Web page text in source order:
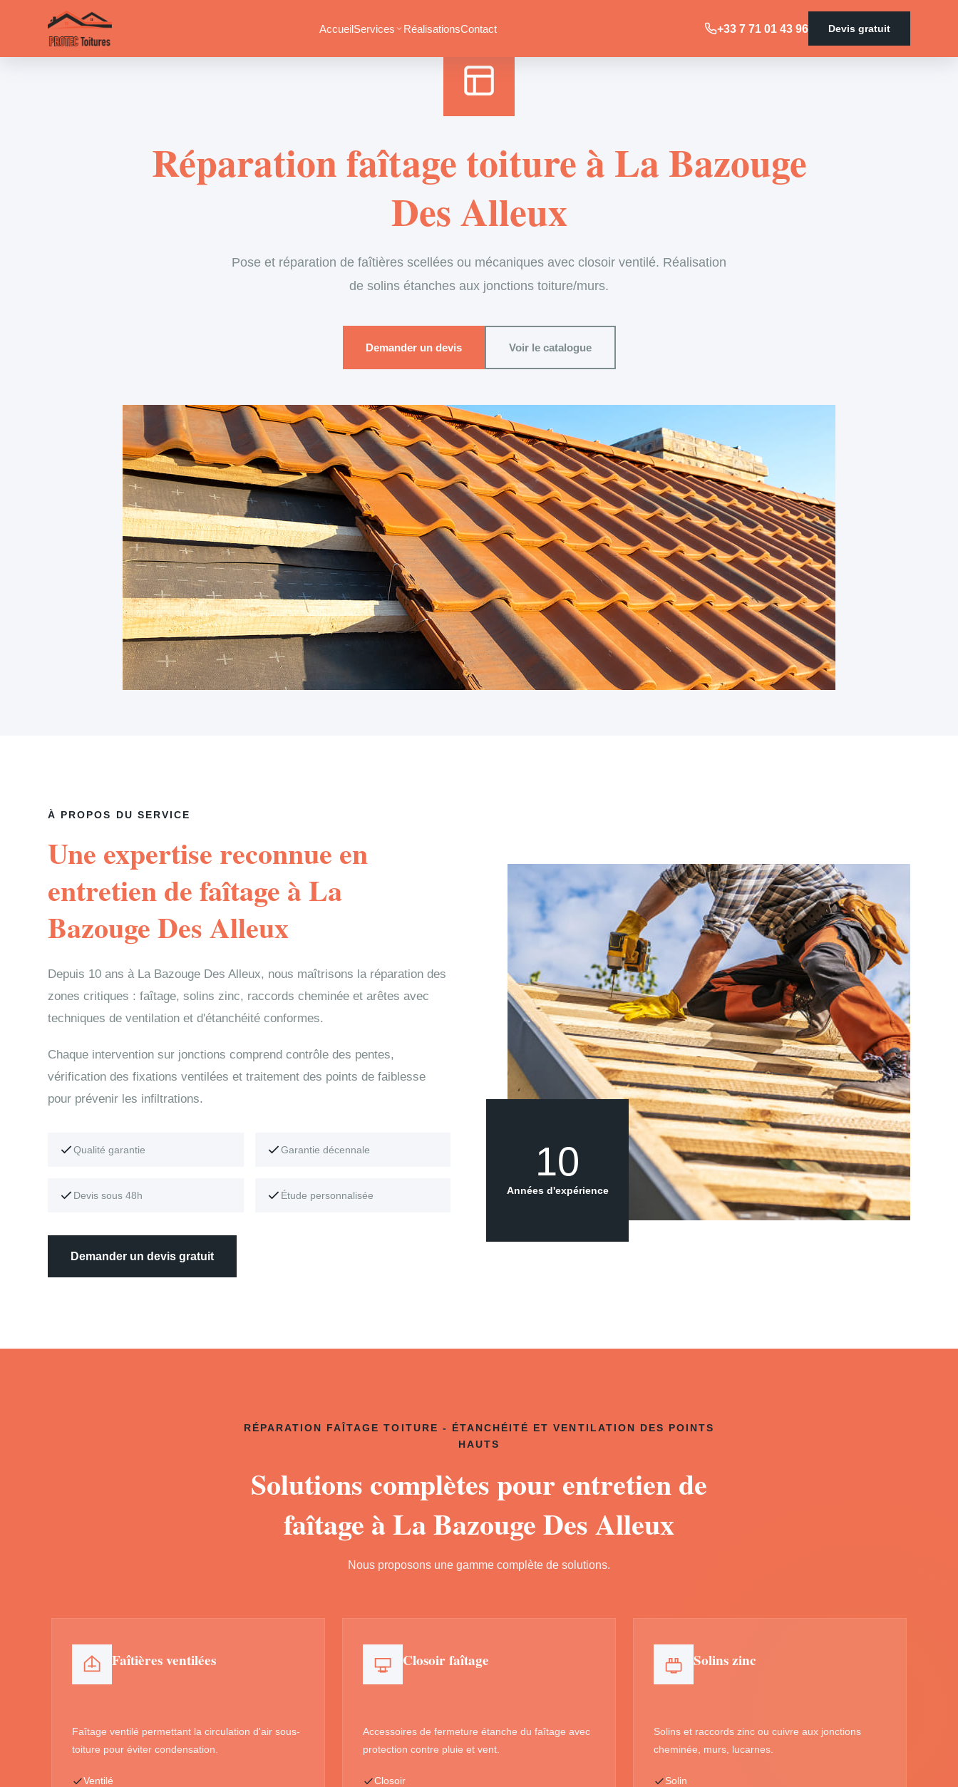
AccueilServices RéalisationsContact +33 7 71 01 43 96 Devis gratuit
Réparation faîtage toiture à La Bazouge
Des Alleux
Pose et réparation de faîtières scellées ou mécaniques avec closoir ventilé. Réalisation
de solins étanches aux jonctions toiture/murs.
Demander un devis Voir le catalogue
À PROPOS DU SERVICE
Une expertise reconnue en
entretien de faîtage à La
Bazouge Des Alleux
Depuis 10 ans à La Bazouge Des Alleux, nous maîtrisons la réparation des
zones critiques : faîtage, solins zinc, raccords cheminée et arêtes avec
techniques de ventilation et d'étanchéité conformes.
Chaque intervention sur jonctions comprend contrôle des pentes,
vérification des fixations ventilées et traitement des points de faiblesse
pour prévenir les infiltrations.
Qualité garantie Garantie décennale
Devis sous 48h Étude personnalisée
Demander un devis gratuit
10
Années d'expérience
RÉPARATION FAÎTAGE TOITURE - ÉTANCHÉITÉ ET VENTILATION DES POINTS
HAUTS
Solutions complètes pour entretien de
faîtage à La Bazouge Des Alleux
Nous proposons une gamme complète de solutions.
Faîtières ventilées
Faîtage ventilé permettant la circulation d'air sous-
toiture pour éviter condensation.
Ventilé
Closoir faîtage
Accessoires de fermeture étanche du faîtage avec
protection contre pluie et vent.
Closoir
Solins zinc
Solins et raccords zinc ou cuivre aux jonctions
cheminée, murs, lucarnes.
Solin